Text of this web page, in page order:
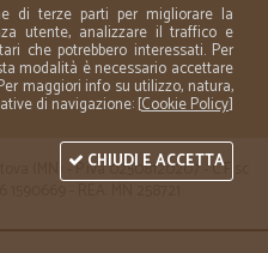
(MN) - P.iva 02508120207 - C.Fisc
- REA: MN 258721
di terze parti per migliorare la
utente, analizzare il traffico e
che potrebbero interessati. Per
modalità è necessario accettare
maggiori info su utilizzo, natura,
di navigazione: [Cookie Policy]
CHIUDI E ACCETTA